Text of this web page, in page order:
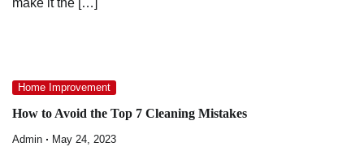
Home Improvement
How to Avoid the Top 7 Cleaning Mistakes
Admin May 24, 2023